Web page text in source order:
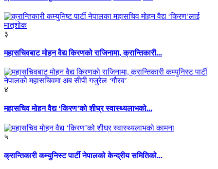
३
महासचिवबाट मोहन वैद्य किरणको राजिनामा, क्रान्तिकारी...
४
महासचिव मोहन वैद्य ‘किरण’को शीघ्र स्वास्थ्यलाभको...
५
क्रान्तिकारी कम्युनिस्ट पार्टी नेपालको केन्द्रीय समितिको...